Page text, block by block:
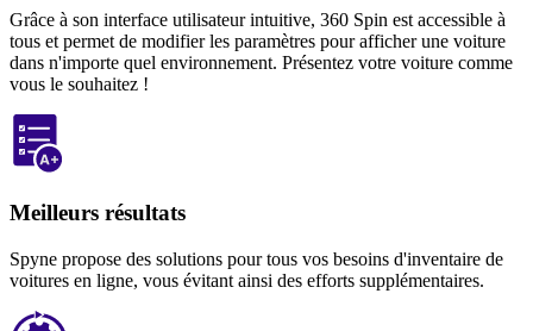
Grâce à son interface utilisateur intuitive, 360 Spin est accessible à
tous et permet de modifier les paramètres pour afficher une voiture
dans n'importe quel environnement. Présentez votre voiture comme
vous le souhaitez !
Meilleurs résultats
Spyne propose des solutions pour tous vos besoins d'inventaire de
voitures en ligne, vous évitant ainsi des efforts supplémentaires.